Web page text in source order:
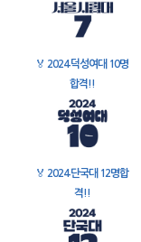
🏅 2024 덕성여대 10명
합격!!
🏅 2024 단국대 12명합
격!!